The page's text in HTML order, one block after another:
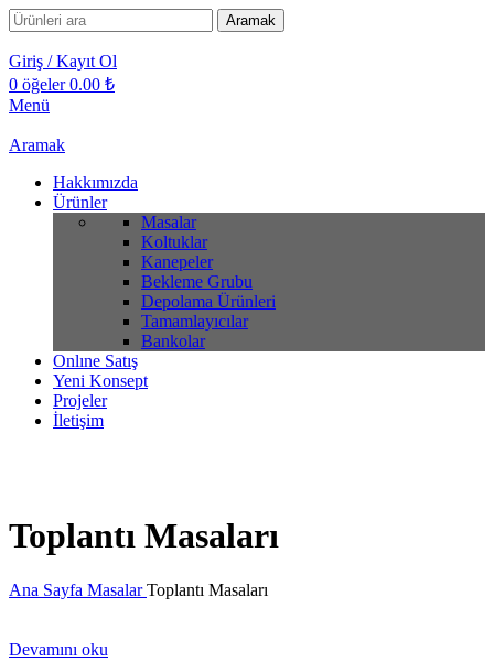
Aramak
Giriş / Kayıt Ol
0 öğeler 0.00 ₺
Menü
Aramak
Hakkımızda
Ürünler
Masalar
Koltuklar
Kanepeler
Bekleme Grubu
Depolama Ürünleri
Tamamlayıcılar
Bankolar
Onlıne Satış
Yeni Konsept
Projeler
İletişim
Toplantı Masaları
Ana Sayfa MasalarToplantı Masaları
Devamını oku